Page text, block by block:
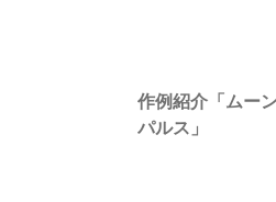
作例紹介「ムー
パルス」